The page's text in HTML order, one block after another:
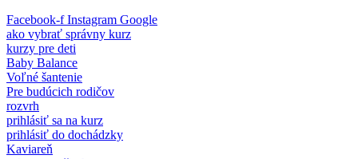
Facebook-f Instagram Google
ako vybrať správny kurz
kurzy pre deti
Baby Balance
Voľné šantenie
Pre budúcich rodičov
rozvrh
prihlásiť sa na kurz
prihlásiť do dochádzky
Kaviareň